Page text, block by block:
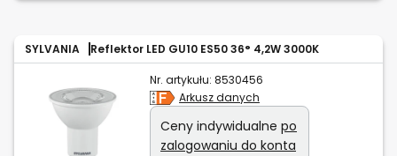
SYLVANIA Reflektor LED GU10 ES50 36° 4,2W 3000K
Nr. artykułu: 8530456
Arkusz danych
Ceny indywidualne po
zalogowaniu do konta